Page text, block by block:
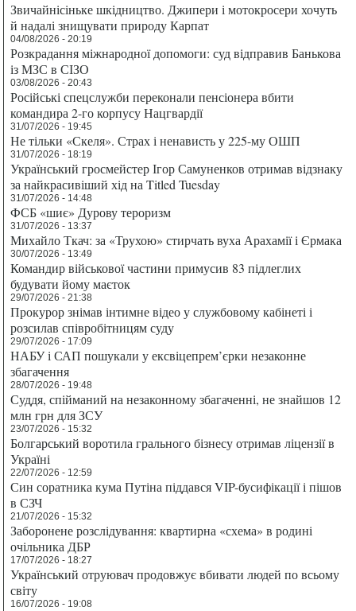
Звичайнісіньке шкідництво. Джипери і мотокросери хочуть
й надалі знищувати природу Карпат
04/08/2026 - 20:19
Розкрадання міжнародної допомоги: суд відправив Банькова
із МЗС в СІЗО
03/08/2026 - 20:43
Російські спецслужби переконали пенсіонера вбити
командира 2-го корпусу Нацгвардії
31/07/2026 - 19:45
Не тільки «Скеля». Страх і ненависть у 225-му ОШП
31/07/2026 - 18:19
Український гросмейстер Ігор Самуненков отримав відзнаку
за найкрасивіший хід на Titled Tuesday
31/07/2026 - 14:48
ФСБ «шиє» Дурову тероризм
31/07/2026 - 13:37
Михайло Ткач: за «Трухою» стирчать вуха Арахамії і Єрмака
30/07/2026 - 13:49
Командир військової частини примусив 83 підлеглих
будувати йому маєток
29/07/2026 - 21:38
Прокурор знімав інтимне відео у службовому кабінеті і
розсилав співробітницям суду
29/07/2026 - 17:09
НАБУ і САП пошукали у ексвіцепрем’єрки незаконне
збагачення
28/07/2026 - 19:48
Суддя, спійманий на незаконному збагаченні, не знайшов 12
млн грн для ЗСУ
23/07/2026 - 15:32
Болгарський воротила грального бізнесу отримав ліцензії в
Україні
22/07/2026 - 12:59
Син соратника кума Путіна піддався VIP-бусифікації і пішов
в СЗЧ
21/07/2026 - 15:32
Заборонене розслідування: квартирна «схема» в родині
очільника ДБР
17/07/2026 - 18:27
Український отруювач продовжує вбивати людей по всьому
світу
16/07/2026 - 19:08